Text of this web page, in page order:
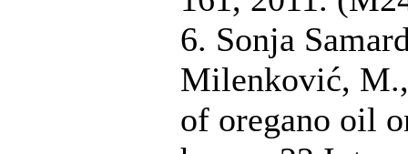
6. Sonja
Milenković,
of oregano oil